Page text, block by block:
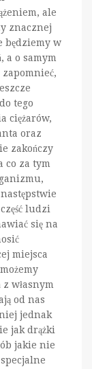
ale
znacznej
będziemy w
a o samym
tego
ciężarów,
oraz
zakończy
co za tym
ludzi
się na
miejsca
własnym
od nas
jednak
jak drążki
jakie nie